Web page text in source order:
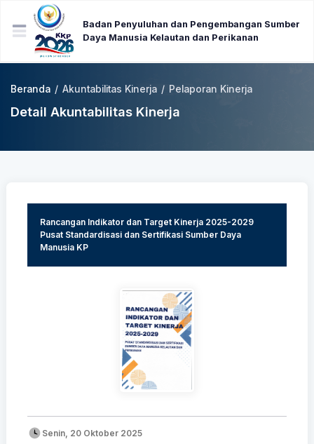
Badan Penyuluhan dan Pengembangan Sumber
Daya Manusia Kelautan dan Perikanan
Beranda / Akuntabilitas Kinerja / Pelaporan Kinerja
Detail Akuntabilitas Kinerja
Rancangan Indikator dan Target Kinerja 2025-2029
Pusat Standardisasi dan Sertifikasi Sumber Daya
Manusia KP
Senin, 20 Oktober 2025